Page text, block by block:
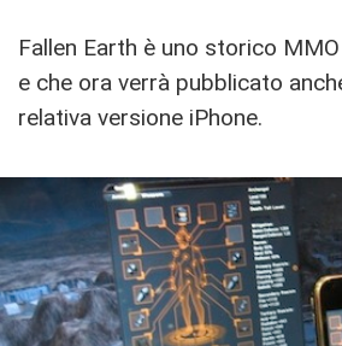
Fallen Earth è uno storico
e che ora verrà pubblicato
relativa versione iPhone.